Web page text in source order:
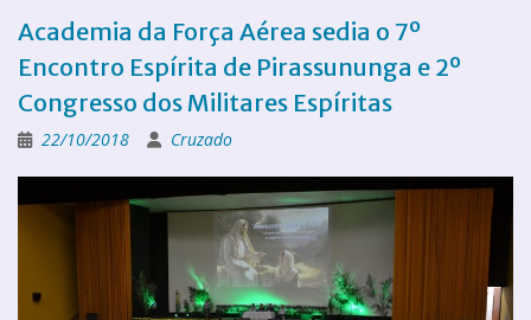
Academia da Força Aérea sedia o 7º
Encontro Espírita de Pirassununga e 2º
Congresso dos Militares Espíritas
22/10/2018 Cruzado